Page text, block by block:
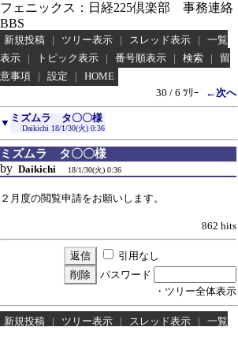
フェニックス：日経225倶楽部 事務連絡
BBS
新規投稿 | ツリー表示 | スレッド表示 |
一覧
表示
| トピック表示 | 番号順表示 | 検索 |
留
意事項
| 設定 |
HOME
30 / 6 ﾂﾘｰ
←次へ
▼ ミズムラ タ〇〇様
Daikichi 18/1/30(火) 0:36
ミズムラ タ〇〇様
by Daikichi 18/1/30(火) 0:36
２月度の閲覧申請をお願いします。
862 hits
引用なし
パスワード
・ツリー全体表示
新規投稿 | ツリー表示 | スレッド表示 |
一覧